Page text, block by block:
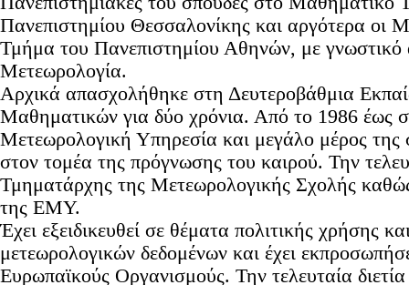
Πανεπιστημίου Θεσσαλονίκης και αργότερα οι
Τμήμα του Πανεπιστημίου Αθηνών, με γνωστικό
Μετεωρολογία.
Αρχικά απασχολήθηκε στη Δευτεροβάθμια
Μαθηματικών για δύο χρόνια. Από το 1986 έως
Μετεωρολογική Υπηρεσία και μεγάλο μέρος της
στον τομέα της πρόγνωσης του καιρού. Την
Τμηματάρχης της Μετεωρολογικής Σχολής
της ΕΜΥ.
Έχει εξειδικευθεί σε θέματα πολιτικής χρήσης
μετεωρολογικών δεδομένων και έχει
Ευρωπαϊκούς Οργανισμούς. Την τελευταία